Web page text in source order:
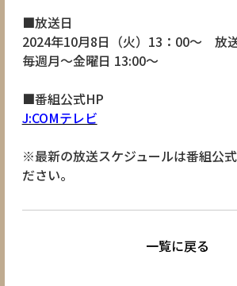
■放送日
2024年10月8日（火）13：00～ 放
毎週月～金曜日 13:00～
■番組公式HP
J:COMテレビ
※最新の放送スケジュールは番組公
ださい。
一覧に戻る